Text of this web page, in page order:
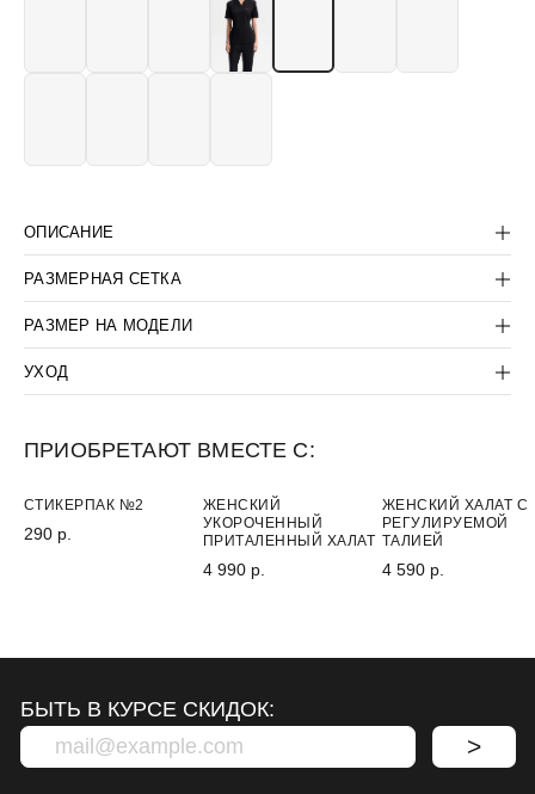
ОПИСАНИЕ
РАЗМЕРНАЯ СЕТКА
РАЗМЕР НА МОДЕЛИ
УХОД
ПРИОБРЕТАЮТ ВМЕСТЕ С:
НОВИНКА
СТИКЕРПАК №2
290 р.
НОВИНКА
ЖЕНСКИЙ
УКОРОЧЕННЫЙ
ПРИТАЛЕННЫЙ ХАЛАТ
4 990 р.
ЖЕНСКИЙ ХАЛАТ С
РЕГУЛИРУЕМОЙ
ТАЛИЕЙ
4 590 р.
КОРПОРАТИВНЫМ КЛИЕНТАМ